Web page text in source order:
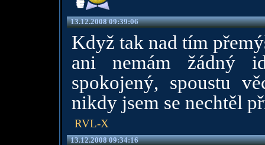
13.12.2008 09:39:06
Když tak nad tím
ani nemám žádný
spokojený, spoustu
nikdy jsem se nechtěl
RVL-X
13.12.2008 09:34:16